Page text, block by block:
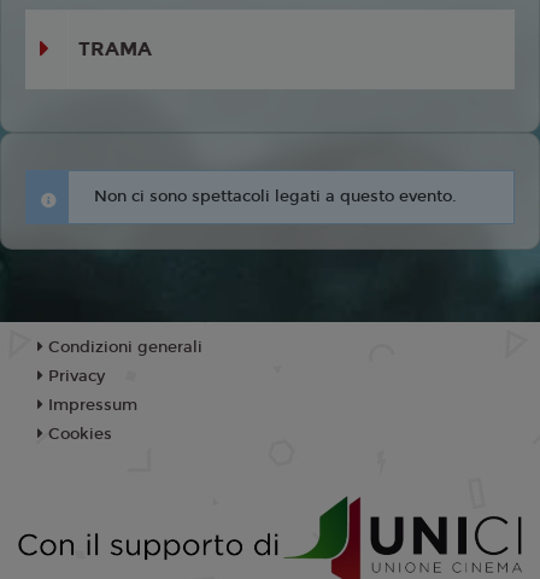
TRAMA
Non ci sono spettacoli legati a questo evento.
Condizioni generali
Privacy
Impressum
Cookies